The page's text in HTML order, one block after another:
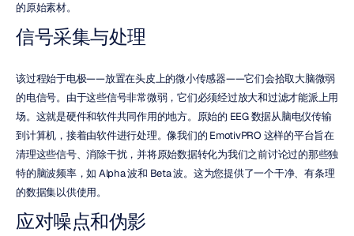
的原始素材。
信号采集与处理
该过程始于电极——放置在头皮上的微小传感器——它们会拾取大脑微弱
的电信号。由于这些信号非常微弱，它们必须经过放大和过滤才能派上用
场。这就是硬件和软件共同作用的地方。原始的 EEG 数据从脑电仪传输
到计算机，接着由软件进行处理。像我们的 EmotivPRO 这样的平台旨在
清理这些信号、消除干扰，并将原始数据转化为我们之前讨论过的那些独
特的脑波频率，如 Alpha 波和 Beta 波。这为您提供了一个干净、有条理
的数据集以供使用。
应对噪点和伪影